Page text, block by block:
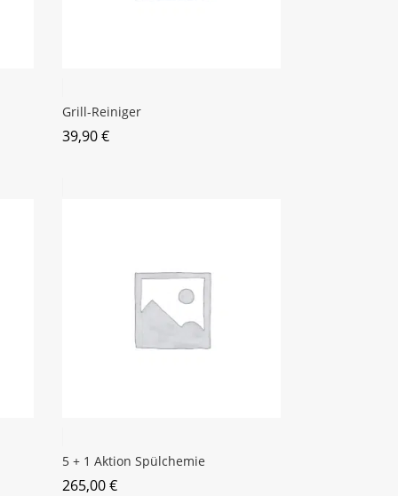
Grill-Reiniger
39,90€
5 + 1 Aktion Spülchemie
265,00€